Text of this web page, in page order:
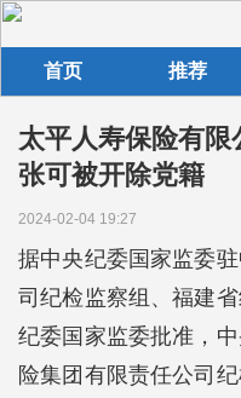
首页 推荐
太平人寿保险有
张可被开除党籍
2024-02-04 19:27
据中央纪委国家监委
司纪检监察组、福建
纪委国家监委批准，
险集团有限责任公司